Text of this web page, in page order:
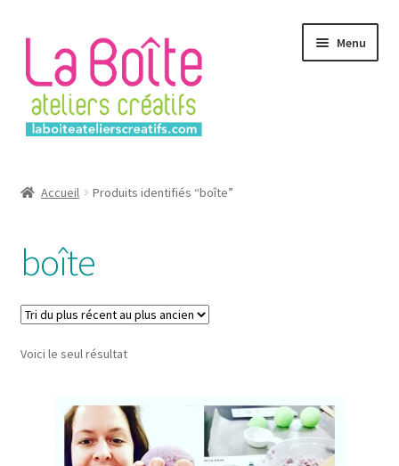
la
navigation
contenu
Menu
Login
Password Reset
Register
Solde de la carte-cadeau
Boutique en ligne
Accueil Produits identifiés “boîte”
boîte
Voici le seul résultat